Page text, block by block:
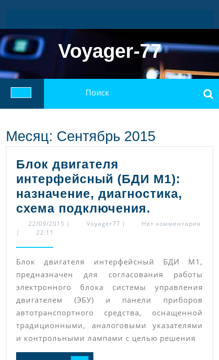
Voyager-77
Кнопка
Открыть
Месяц: Сентябрь 2015
Блок двигателя
интерфейсный (БДИ М1):
назначение, диагностика,
схема подключения.
двигателя
М1):
схема
22/09/2015 22/09/2015
| Voyager77 Voyager77
|
Нет комментария
|
22:11
Блок двигателя интерфейсный БДИ М1,
предназначен для согласования работы
электронного блока системы управления
двигателем (ЭБУ) и панели приборов
автотранспортного средства, оснащенной
традиционными, аналоговыми указателями
и контрольными лампами с целью решения